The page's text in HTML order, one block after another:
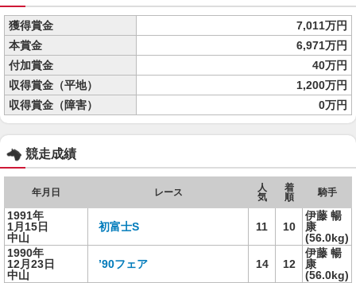
獲得賞金
7,011万円
本賞金
6,971万円
付加賞金
40万円
収得賞金（平地）
1,200万円
収得賞金（障害）
0万円
競走成績
年月日 レース
人
気
着
順
騎手
1991年
1月15日
中山
初富士S 11 10
伊藤 暢
康
(56.0kg)
1990年
12月23日
中山
’90フェア 14 12
伊藤 暢
康
(56.0kg)